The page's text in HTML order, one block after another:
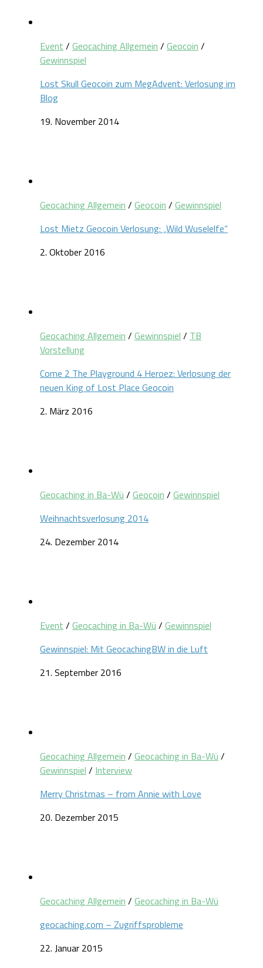
Event / Geocaching Allgemein / Geocoin /
Gewinnspiel
Lost Skull Geocoin zum MegAdvent: Verlosung im
Blog
19. November 2014
Geocaching Allgemein / Geocoin / Gewinnspiel
Lost Mietz Geocoin Verlosung: „Wild Wuselelfe“
2. Oktober 2016
Geocaching Allgemein / Gewinnspiel / TB
Vorstellung
Come 2 The Playground 4 Heroez: Verlosung der
neuen King of Lost Place Geocoin
2. März 2016
Geocaching in Ba-Wü / Geocoin / Gewinnspiel
Weihnachtsverlosung 2014
24. Dezember 2014
Event / Geocaching in Ba-Wü / Gewinnspiel
Gewinnspiel: Mit GeocachingBW in die Luft
21. September 2016
Geocaching Allgemein / Geocaching in Ba-Wü /
Gewinnspiel / Interview
Merry Christmas – from Annie with Love
20. Dezember 2015
Geocaching Allgemein / Geocaching in Ba-Wü
geocaching.com – Zugriffsprobleme
22. Januar 2015